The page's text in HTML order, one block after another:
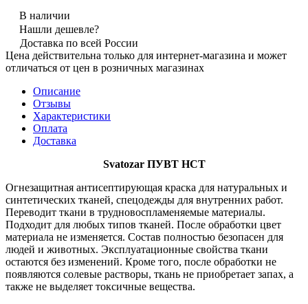
В наличии
Нашли дешевле?
Доставка по всей России
Цена действительна только для интернет-магазина и может
отличаться от цен в розничных магазинах
Описание
Отзывы
Характеристики
Оплата
Доставка
Svatozar ПУВТ НСТ
Огнезащитная антисептирующая краска для натуральных и
синтетических тканей, спецодежды для внутренних работ.
Переводит ткани в трудновоспламеняемые материалы.
Подходит для любых типов тканей. После обработки цвет
материала не изменяется. Состав полностью безопасен для
людей и животных. Эксплуатационные свойства ткани
остаются без изменений. Кроме того, после обработки не
появляются солевые растворы, ткань не приобретает запах, а
также не выделяет токсичные вещества.